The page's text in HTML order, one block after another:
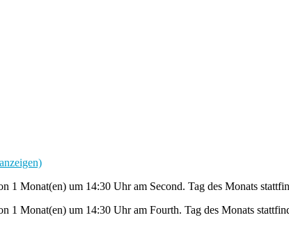
1 Monat(en) um 14:30 Uhr am Second. Tag des Monats
1 Monat(en) um 14:30 Uhr am Fourth. Tag des Monats